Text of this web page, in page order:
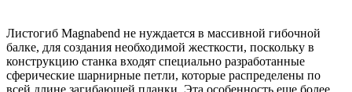
Листогиб Magnabend не нуждается в массивной гибочной
балке, для создания необходимой жесткости, поскольку в
конструкцию станка входят специально разработанные
сферические шарнирные петли, которые распределены по
всей длине загибающей планки. Эта особенность еще более